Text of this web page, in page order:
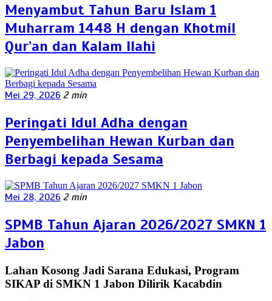
Menyambut Tahun Baru Islam 1
Muharram 1448 H dengan Khotmil
Qur’an dan Kalam Ilahi
Mei 29, 2026 2 min
Peringati Idul Adha dengan
Penyembelihan Hewan Kurban dan
Berbagi kepada Sesama
Mei 28, 2026 2 min
SPMB Tahun Ajaran 2026/2027 SMKN 1
Jabon
Lahan Kosong Jadi Sarana Edukasi, Program
SIKAP di SMKN 1 Jabon Dilirik Kacabdin